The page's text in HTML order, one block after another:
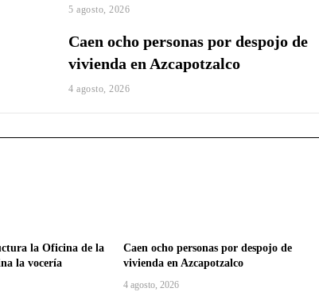
5 agosto, 2026
Caen ocho personas por despojo de
vivienda en Azcapotzalco
4 agosto, 2026
la Oficina de la
la vocería
Caen ocho personas por despojo de
vivienda en Azcapotzalco
4 agosto, 2026